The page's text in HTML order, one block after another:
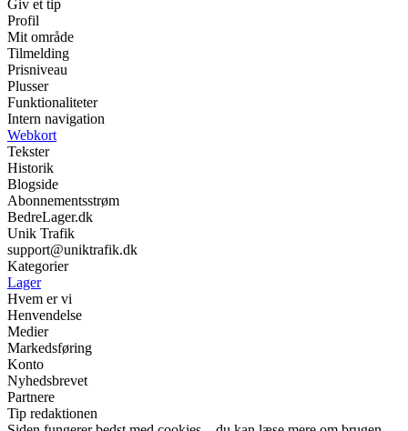
Giv et tip
Profil
Mit område
Tilmelding
Prisniveau
Plusser
Funktionaliteter
Intern navigation
Webkort
Tekster
Historik
Blogside
Abonnementsstrøm
BedreLager.dk
Unik Trafik
support@uniktrafik.dk
Kategorier
Lager
Hvem er vi
Henvendelse
Medier
Markedsføring
Konto
Nyhedsbrevet
Partnere
Tip redaktionen